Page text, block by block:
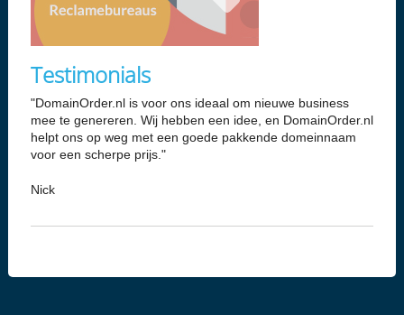
Testimonials
"DomainOrder.nl is voor ons ideaal om nieuwe business
mee te genereren. Wij hebben een idee, en DomainOrder.nl
helpt ons op weg met een goede pakkende domeinnaam
voor een scherpe prijs."
Nick